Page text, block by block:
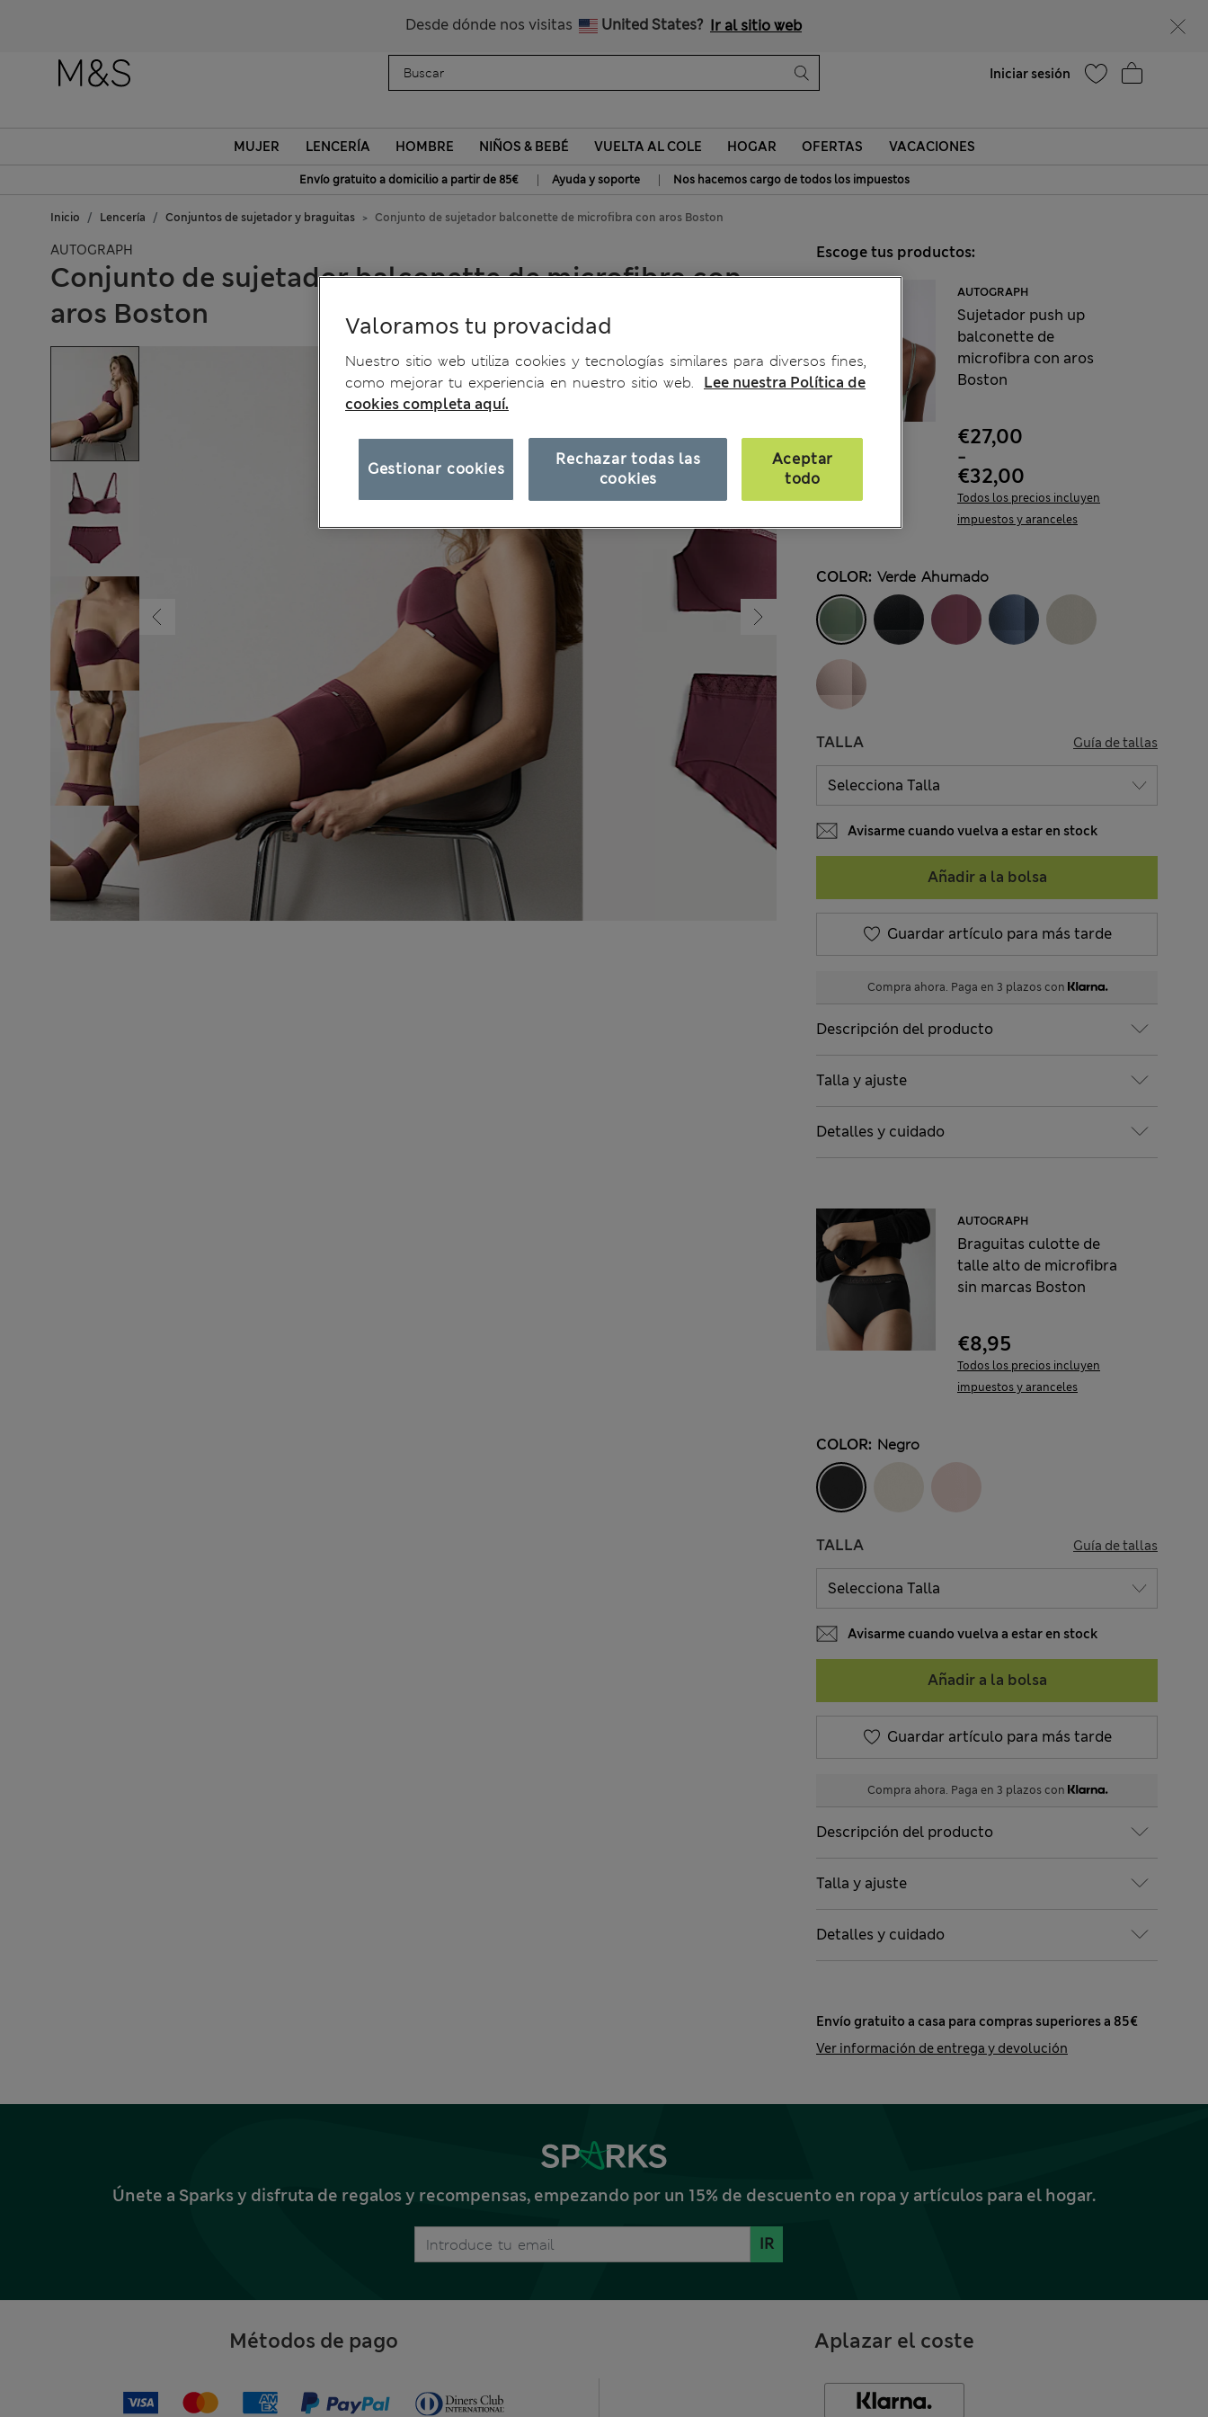
Desde dónde nos visitas United States? Ir al sitio web
Iniciar sesión
MUJER LENCERÍA HOMBRE NIÑOS & BEBÉ VUELTA AL COLE HOGAR OFERTAS VACACIONES
Envío gratuito a domicilio a partir de 85€ | Ayuda y soporte | Nos hacemos cargo de todos los impuestos
Inicio Lencería Conjuntos de sujetador y braguitas Conjunto de sujetador balconette de microfibra con aros Boston
AUTOGRAPH
Conjunto de sujetador balconette de microfibra con
aros Boston
Escoge tus productos:
AUTOGRAPH
Sujetador push up
balconette de
microfibra con aros
Boston
€27,00
-
€32,00
Todos los precios incluyen
impuestos y aranceles
COLOR: Verde Ahumado
TALLA Guía de tallas
Avisarme cuando vuelva a estar en stock
Añadir a la bolsa
Guardar artículo para más tarde
Compra ahora. Paga en 3 plazos con
Descripción del producto
Talla y ajuste
Detalles y cuidado
AUTOGRAPH
Braguitas culotte de
talle alto de microfibra
sin marcas Boston
€8,95
Todos los precios incluyen
impuestos y aranceles
COLOR: Negro
TALLA Guía de tallas
Avisarme cuando vuelva a estar en stock
Añadir a la bolsa
Guardar artículo para más tarde
Compra ahora. Paga en 3 plazos con
Descripción del producto
Talla y ajuste
Detalles y cuidado
Envío gratuito a casa para compras superiores a 85€
Ver información de entrega y devolución
Únete a Sparks y disfruta de regalos y recompensas, empezando por un 15% de descuento en ropa y artículos para el hogar.
IR
Métodos de pago Aplazar el coste
Valoramos tu provacidad
Nuestro sitio web utiliza cookies y tecnologías similares para diversos fines,
como mejorar tu experiencia en nuestro sitio web.
Lee nuestra Política de
cookies completa aquí.
Rechazar todas las
cookies
Aceptar
todo
Gestionar cookies